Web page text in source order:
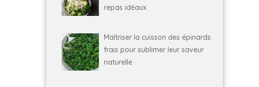
repas idéaux
Maîtriser la cuisson des épinards
frais pour sublimer leur saveur
naturelle